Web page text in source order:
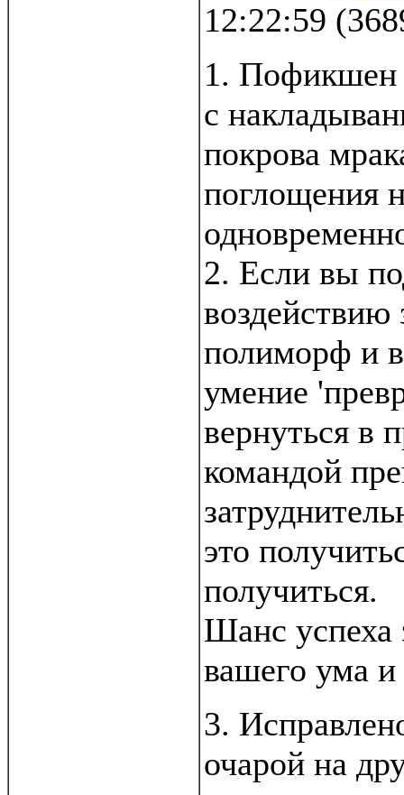
12:22:59 (
1. Пофикшен
с
покрова
поглощения
2. Если вы
воздействию
полиморф и
умение
вернуться в
командой
это
получиться.
Шанс успеха
вашего ума
3.
очарой на